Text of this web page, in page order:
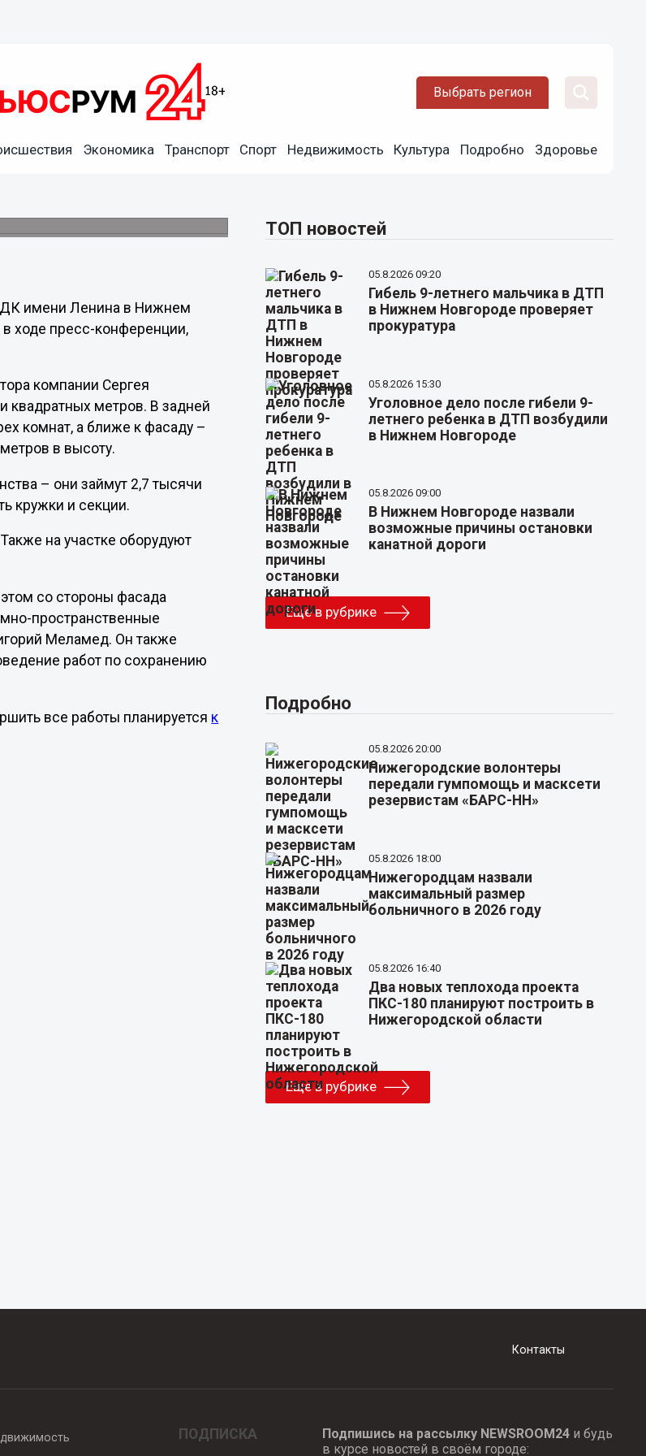
Выбрать регион
Экономика Транспорт Спорт Недвижимость Культура Подробно Здоровье
имени Ленина
ДК имени Ленина в Нижнем
в ходе пресс-конференции,
компании Сергея
квадратных метров. В задней
комнат, а ближе к фасаду –
в высоту.
– они займут 2,7 тысячи
кружки и секции.
на участке оборудуют
со стороны фасада
пространственные
Меламед. Он также
работ по сохранению
все работы планируется к
ТОП новостей
05.8.2026 09:20
Гибель 9-летнего мальчика в ДТП
в Нижнем Новгороде проверяет
прокуратура
05.8.2026 15:30
Уголовное дело после гибели 9-
летнего ребенка в ДТП возбудили
в Нижнем Новгороде
05.8.2026 09:00
В Нижнем Новгороде назвали
возможные причины остановки
канатной дороги
Еще в рубрике
Подробно
05.8.2026 20:00
Нижегородские волонтеры
передали гумпомощь и масксети
резервистам «БАРС-НН»
05.8.2026 18:00
Нижегородцам назвали
максимальный размер
больничного в 2026 году
05.8.2026 16:40
Два новых теплохода проекта
ПКС-180 планируют построить в
Нижегородской области
Еще в рубрике
Контакты
ПОДПИСКА Подпишись на рассылку NEWSROOM24и будь
в курсе новостей в своём городе: